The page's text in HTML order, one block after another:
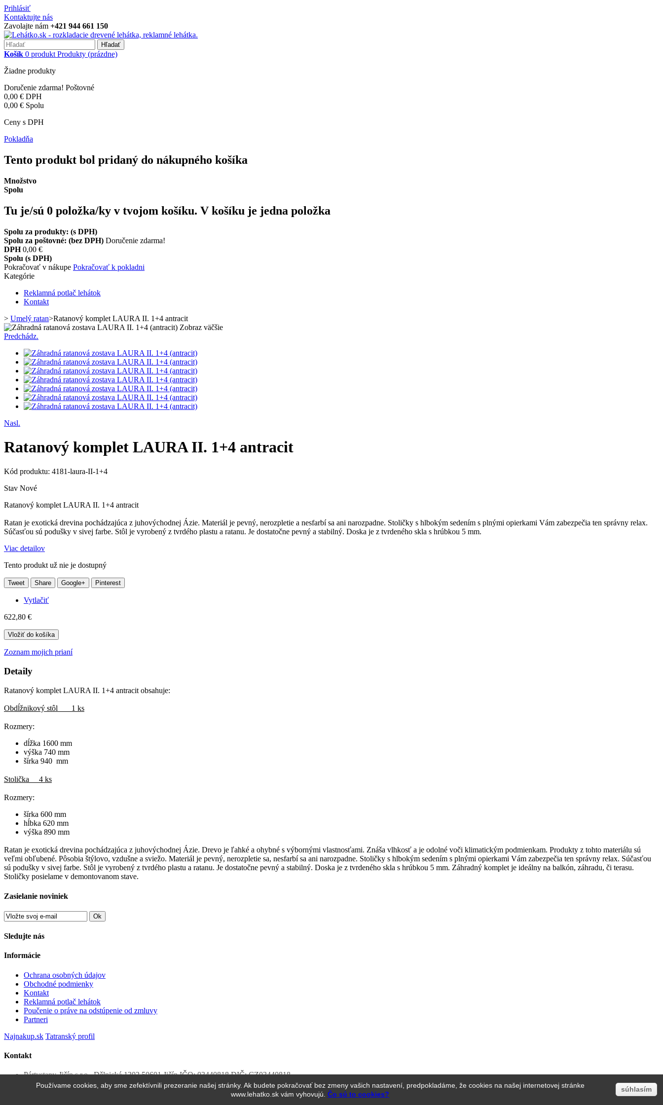
Prihlásiť
Kontaktujte nás
Zavolajte nám +421 944 661 150
Hľadať
Košík 0 produkt Produkty (prázdne)
Žiadne produkty
Doručenie zdarma! Poštovné
0,00 € DPH
0,00 € Spolu
Ceny s DPH
Pokladňa
Tento produkt bol pridaný do nákupného košíka
Množstvo
Spolu
Tu je/sú 0 položka/ky v tvojom košíku. V košíku je jedna položka
Spolu za produkty: (s DPH)
Spolu za poštovné: (bez DPH) Doručenie zdarma!
DPH 0,00 €
Spolu (s DPH)
Pokračovať v nákupe Pokračovať k pokladni
Kategórie
Reklamná potlač lehátok
Kontakt
> Umelý ratan>Ratanový komplet LAURA II. 1+4 antracit
Zobraz väčšie
Predchádz.
Nasl.
Ratanový komplet LAURA II. 1+4 antracit
Kód produktu: 4181-laura-II-1+4
Stav Nové
Ratanový komplet LAURA II. 1+4 antracit
Ratan je exotická drevina pochádzajúca z juhovýchodnej Ázie. Materiál je pevný, nerozpletie a nesfarbí sa ani narozpadne. Stoličky s hlbokým sedením s plnými opierkami Vám zabezpečia ten správny relax.
Súčasťou sú podušky v sivej farbe. Stôl je vyrobený z tvrdého plastu a ratanu. Je dostatočne pevný a stabilný. Doska je z tvrdeného skla s hrúbkou 5 mm.
Viac detailov
Tento produkt už nie je dostupný
Tweet Share Google+ Pinterest
Vytlačiť
622,80 €
Vložiť do košíka
Zoznam mojich prianí
Detaily
Ratanový komplet LAURA II. 1+4 antracit obsahuje:
Obdĺžnikový stôl 1 ks
Rozmery:
dĺžka 1600 mm
výška 740 mm
šírka 940 mm
Stolička 4 ks
Rozmery:
šírka 600 mm
hĺbka 620 mm
výška 890 mm
Ratan je exotická drevina pochádzajúca z juhovýchodnej Ázie. Drevo je ľahké a ohybné s výbornými vlastnosťami. Znáša vlhkosť a je odolné voči klimatickým podmienkam. Produkty z tohto materiálu sú
veľmi obľubené. Pôsobia štýlovo, vzdušne a sviežo. Materiál je pevný, nerozpletie sa, nesfarbí sa ani narozpadne. Stoličky s hlbokým sedením s plnými opierkami Vám zabezpečia ten správny relax. Súčasťou
sú podušky v sivej farbe. Stôl je vyrobený z tvrdého plastu a ratanu. Je dostatočne pevný a stabilný. Doska je z tvrdeného skla s hrúbkou 5 mm. Záhradný komplet je ideálny na balkón, záhradu, či terasu.
Stoličky posielame v demontovanom stave.
Zasielanie noviniek
Ok
Sledujte nás
Informácie
Ochrana osobných údajov
Obchodné podmienky
Kontakt
Reklamná potlač lehátok
Poučenie o práve na odstúpenie od zmluvy
Partneri
Najnakup.sk Tatranský profil
Kontakt
Pártystany-Jičín s.r.o., Dělnická 1302 50601 Jičín IČO: 03440818 DIČ: CZ03440818
Zavolajte nám0944 661 150
Používame cookies, aby sme zefektívnili prezeranie našej stránky. Ak budete pokračovať bez zmeny vašich nastavení, predpokladáme, že cookies na našej internetovej stránke
www.lehatko.sk vám vyhovujú. Čo sú to cookies?
súhlasím